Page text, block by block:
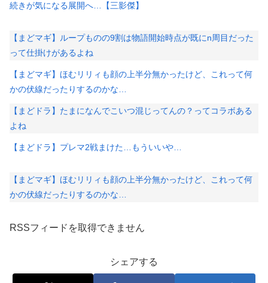
続きが気になる展開へ…【三影傑】
【まどマギ】ループものの9割は物語開始時点が既にn周目だった
って仕掛けがあるよね
【まどマギ】ほむリリィも顔の上半分無かったけど、これって何
かの伏線だったりするのかな…
【まどドラ】たまになんでこいつ混じってんの？ってコラボある
よね
【まどドラ】プレマ2戦まけた…もういいや…
【まどマギ】ほむリリィも顔の上半分無かったけど、これって何
かの伏線だったりするのかな…
RSSフィードを取得できません
シェアする